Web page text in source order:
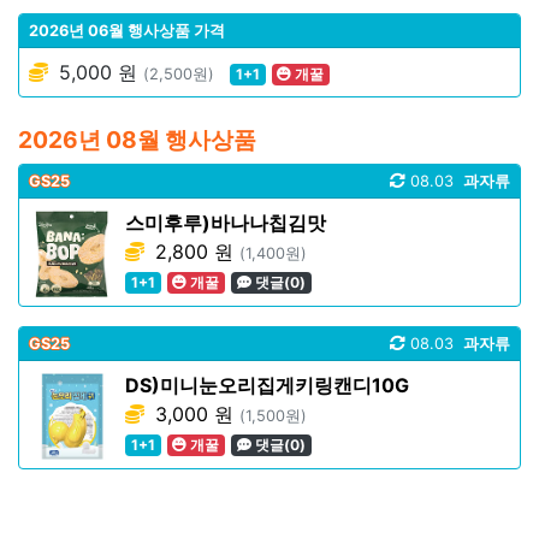
2026년 06월 행사상품 가격
5,000 원 (2,500원) 1+1 개꿀
2026년 08월 행사상품
GS25 과자류
08.03
스미후루)바나나칩김맛
2,800 원 (1,400원)
1+1
개꿀 댓글(0)
GS25 과자류
08.03
DS)미니눈오리집게키링캔디10G
3,000 원 (1,500원)
1+1
개꿀 댓글(0)